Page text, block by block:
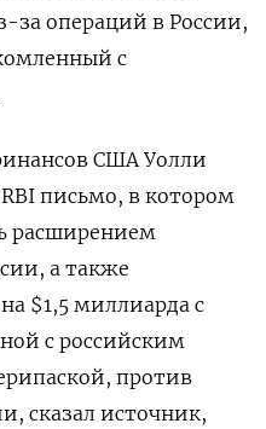
за операций в России,
с
США Уолли
письмо, в котором
расширением
а также
$1,5 миллиарда с
с российским
против
сказал источник,